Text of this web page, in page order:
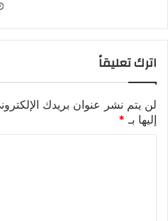
اترك تعليقاً
لن يتم نشر عنوان بريدك
إليها بـ *